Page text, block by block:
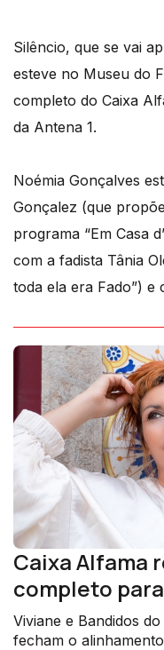
Silêncio, que se vai
esteve no Museu do
completo do Caixa
da Antena 1.
Noémia Gonçalves
Gonçalez (que
programa “Em Casa
com a fadista Tânia
toda ela era Fado”)
Caixa Alfama
completo
Viviane e Bandidos
fecham o